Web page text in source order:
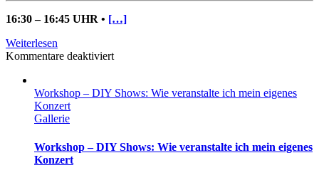
16:30 – 16:45 UHR • […]
Weiterlesen
Kommentare deaktiviertfür
Tour
Musiker*innen
Workshop – DIY Shows: Wie veranstalte ich mein eigenes
Konzert
Gallerie
Workshop – DIY Shows: Wie veranstalte ich mein eigenes
Konzert